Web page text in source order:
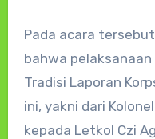
Pada acara
bahwa
Tradisi Laporan
ini, yakni dari
kepada Letkol Czi